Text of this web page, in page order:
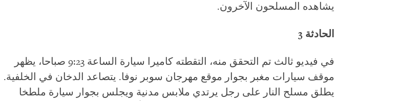
يشاهده المسلحون الآخرون.
الحادثة 3
في فيديو ثالث تم التحقق منه، التقطته كاميرا سيارة الساعة 9:23 صباحا، يظهر
موقف سيارات مغبر بجوار موقع مهرجان سوبر نوفا. يتصاعد الدخان في الخلفية.
يطلق مسلح النار على رجل يرتدي ملابس مدنية ويجلس بجوار سيارة ملطخا